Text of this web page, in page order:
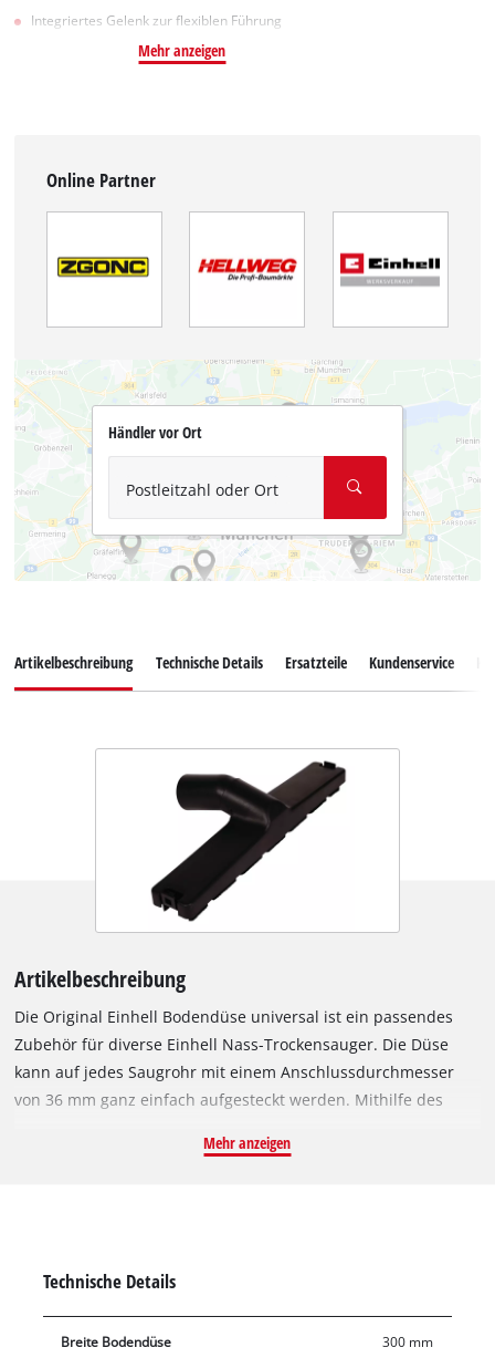
Integriertes Gelenk zur flexiblen Führung
Mehr anzeigen
Online Partner
Händler vor Ort
Postleitzahl oder Ort
Artikelbeschreibung Technische Details Ersatzteile Kundenservice
Artikelbeschreibung
Die Original Einhell Bodendüse universal ist ein passendes
Zubehör für diverse Einhell Nass-Trockensauger. Die Düse
kann auf jedes Saugrohr mit einem Anschlussdurchmesser
von 36 mm ganz einfach aufgesteckt werden. Mithilfe des
den Boden bewegt werden. Dabei kann die universelle
Aufsaugen von Flüssigkeiten. Die Bodendüse ist 30 cm breit.
Mehr anzeigen
Technische Details
Breite Bodendüse 300 mm